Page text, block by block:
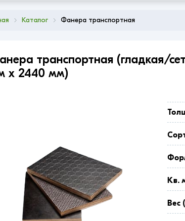
Каталог Фанера транспортная
транспортная (гладкая/
x 2440 мм)
Кв.
Вес